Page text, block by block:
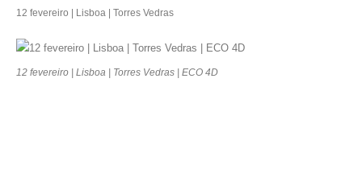
12 fevereiro | Lisboa | Torres Vedras
12 fevereiro | Lisboa | Torres Vedras | ECO 4D